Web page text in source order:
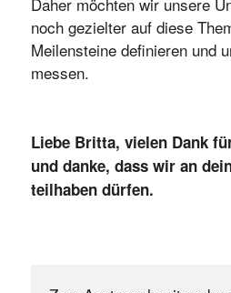
noch gezielter auf diese
Meilensteine definieren und
messen.
Liebe Britta, vielen Dank
und danke, dass wir an
teilhaben dürfen.